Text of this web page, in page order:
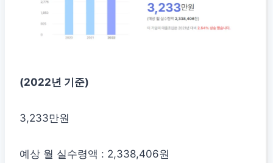
(2022년 기준)
3,233만원
예상 월 실수령액 : 2,338,406원